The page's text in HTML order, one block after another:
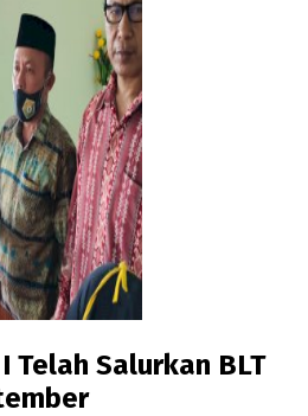
Telah Salurkan BLT